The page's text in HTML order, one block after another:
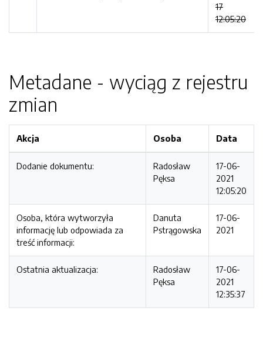
17
12:05:20
Metadane - wyciąg z rejestru
zmian
Akcja Osoba Data
Dodanie dokumentu:
Radosław
Pęksa
17-06-
2021
12:05:20
Osoba, która wytworzyła
informację lub odpowiada za
treść informacji:
Danuta
Pstrągowska
17-06-
2021
Ostatnia aktualizacja:
Radosław
Pęksa
17-06-
2021
12:35:37